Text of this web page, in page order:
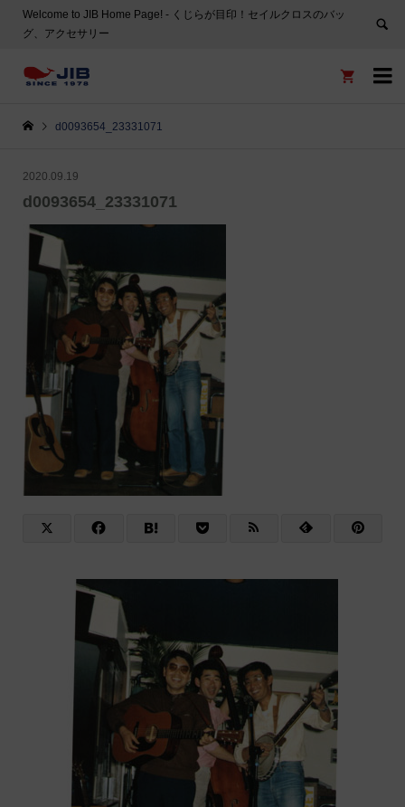
Welcome to JIB Home Page! ‐ くじらが目印！セイルクロスのバッ
グ、アクセサリー


d0093654_23331071
2020.09.19
d0093654_23331071